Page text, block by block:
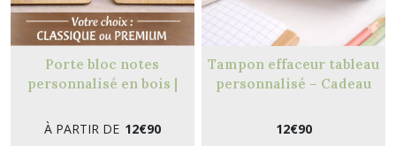
Porte bloc notes
personnalisé en bois |
À PARTIR DE 12€90
Tampon effaceur tableau
personnalisé – Cadeau
d’année – Message -
12€90